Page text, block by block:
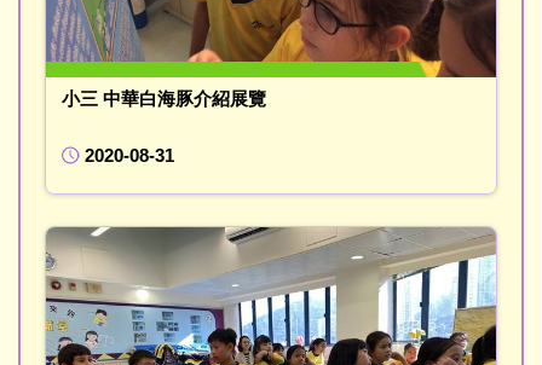
小三 中華白海豚介紹展覽
2020-08-31